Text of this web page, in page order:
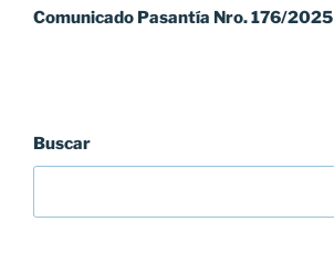
entrada
Comunicado Pasantía Nro. 176/2025
Buscar